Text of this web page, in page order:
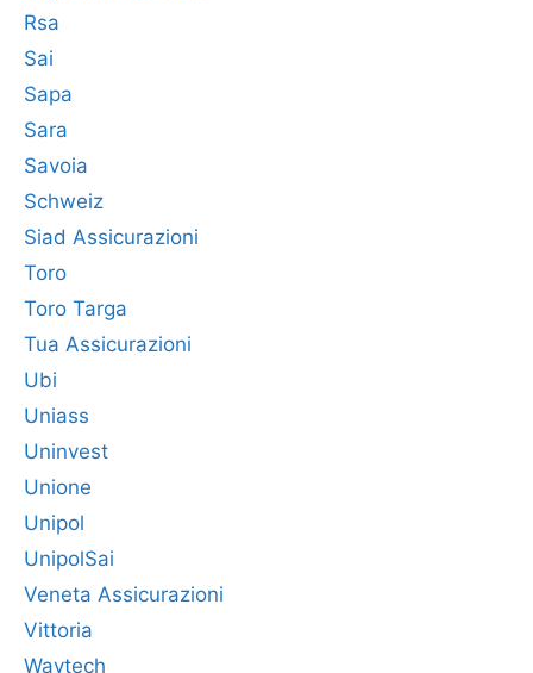
Rsa
Sai
Sapa
Sara
Savoia
Schweiz
Siad Assicurazioni
Toro
Toro Targa
Tua Assicurazioni
Ubi
Uniass
Uninvest
Unione
Unipol
UnipolSai
Veneta Assicurazioni
Vittoria
Waytech